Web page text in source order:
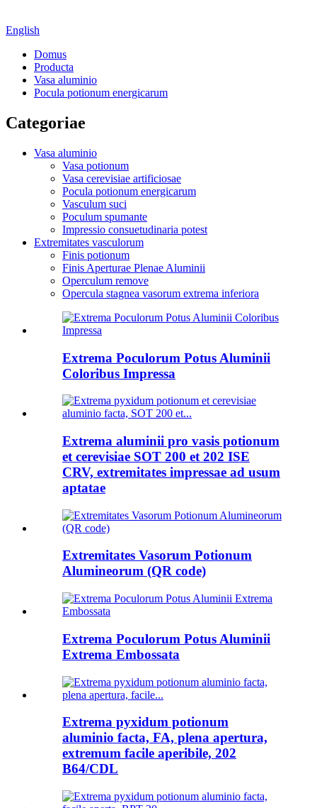
English
Domus
Producta
Vasa aluminio
Pocula potionum energicarum
Categoriae
Vasa aluminio
Vasa potionum
Vasa cerevisiae artificiosae
Pocula potionum energicarum
Vasculum suci
Poculum spumante
Impressio consuetudinaria potest
Extremitates vasculorum
Finis potionum
Finis Aperturae Plenae Aluminii
Operculum remove
Opercula stagnea vasorum extrema inferiora
Extrema Poculorum Potus Aluminii
Coloribus Impressa
Extrema aluminii pro vasis potionum
et cerevisiae SOT 200 et 202 ISE
CRV, extremitates impressae ad usum
aptatae
Extremitates Vasorum Potionum
Alumineorum (QR code)
Extrema Poculorum Potus Aluminii
Extrema Embossata
Extrema pyxidum potionum
aluminio facta, FA, plena apertura,
extremum facile aperibile, 202
B64/CDL